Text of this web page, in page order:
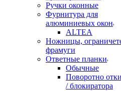
Ручки оконные
Фурнитура для
алюминиевых окон
ALTEA
Ножницы,
фрамуги
Ответные планки
Обычные
Поворотно
/ блокиратора